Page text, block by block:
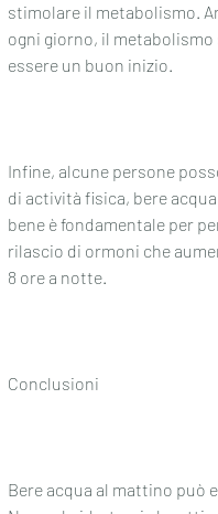
stimolare il metabolismo.
ogni giorno, il metabolismo
essere un buon inizio.
Infine, alcune persone
di actività fisica, bere
bene è fondamentale per
rilascio di ormoni che
8 ore a notte.
Conclusioni
Bere acqua al mattino può